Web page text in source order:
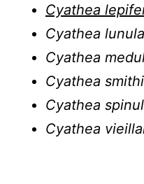
Cyathea
Cyathea
Cyathea
Cyathea
Cyathea
Cyathea